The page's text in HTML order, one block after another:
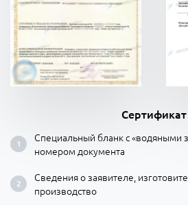
Сертификат
Специальный бланк с «водяными
номером документа
Сведения о заявителе,
производство